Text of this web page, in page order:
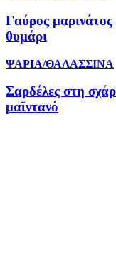
Γαύρος
θυμάρι
ΨΑΡΙΑ/ΘΑΛΑΣΣΙΝΑ
Σαρδέλες στη
μαϊντανό